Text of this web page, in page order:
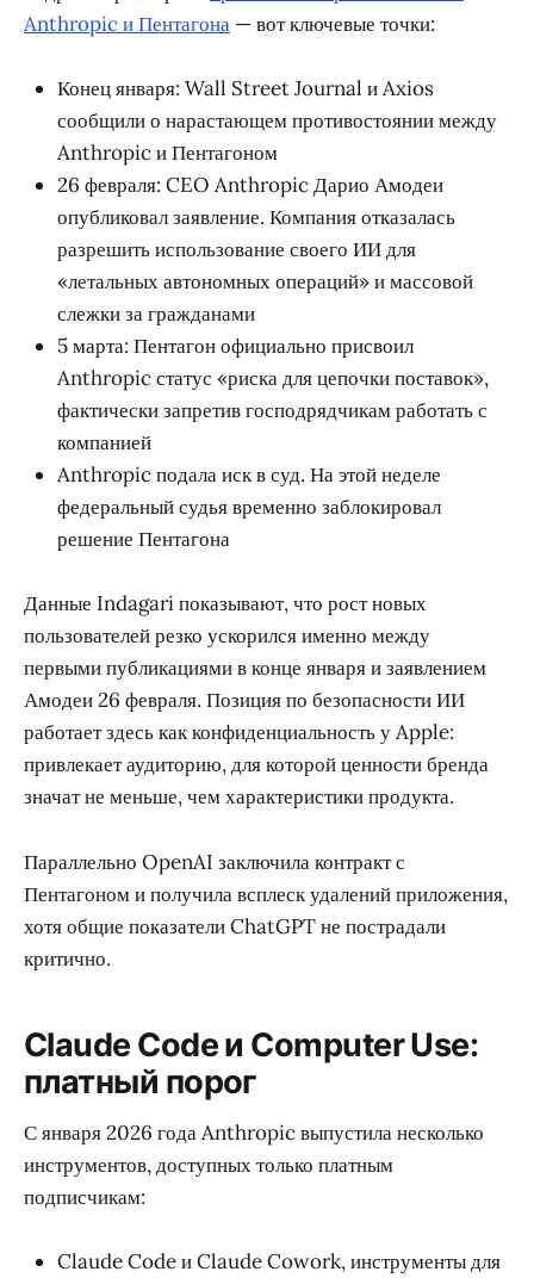
Anthropic и Пентагона — вот ключевые точки:
Конец января: Wall Street Journal и Axios
сообщили о нарастающем противостоянии между
Anthropic и Пентагоном
26 февраля: CEO Anthropic Дарио Амодеи
опубликовал заявление. Компания отказалась
разрешить использование своего ИИ для
«летальных автономных операций» и массовой
слежки за гражданами
5 марта: Пентагон официально присвоил
Anthropic статус «риска для цепочки поставок»,
фактически запретив господрядчикам работать с
компанией
Anthropic подала иск в суд. На этой неделе
федеральный судья временно заблокировал
решение Пентагона
Данные Indagari показывают, что рост новых
пользователей резко ускорился именно между
первыми публикациями в конце января и заявлением
Амодеи 26 февраля. Позиция по безопасности ИИ
работает здесь как конфиденциальность у Apple:
привлекает аудиторию, для которой ценности бренда
значат не меньше, чем характеристики продукта.
Параллельно OpenAI заключила контракт с
Пентагоном и получила всплеск удалений приложения,
хотя общие показатели ChatGPT не пострадали
критично.
Claude Code и Computer Use:
платный порог
С января 2026 года Anthropic выпустила несколько
инструментов, доступных только платным
подписчикам:
Claude Code и Claude Cowork, инструменты для